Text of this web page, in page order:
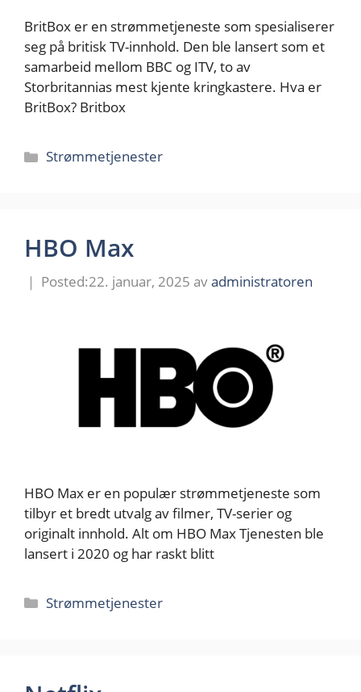
BritBox er en strømmetjeneste som spesialiserer
seg på britisk TV-innhold. Den ble lansert som et
samarbeid mellom BBC og ITV, to av
Storbritannias mest kjente kringkastere. Hva er
BritBox? Britbox
Kategorier
Strømmetjenester
HBO Max
22. januar, 2025 avadministratoren
HBO Max er en populær strømmetjeneste som
tilbyr et bredt utvalg av filmer, TV-serier og
originalt innhold. Alt om HBO Max Tjenesten ble
lansert i 2020 og har raskt blitt
Kategorier
Strømmetjenester